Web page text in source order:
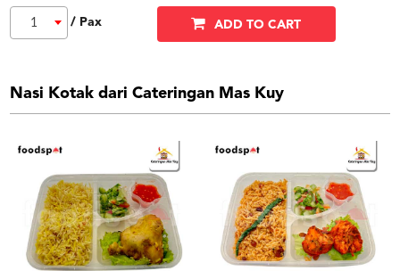
1 / Pax ADD TO CART
Nasi Kotak dari Cateringan Mas Kuy